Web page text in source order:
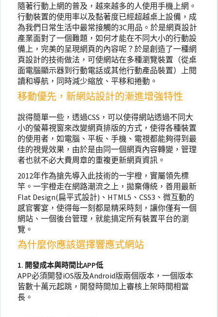
隨著行動上網的普及，越來越多的人使用手機上網。
行動裝置的使用率以及黏著度已經超越桌上設備，成
為我們日常生活中最常接觸的3C用品。於是網頁設計
產業面對了一個難題，如何才能在不同大小的行動設
備上，完美的呈現網頁的內容呢？於是創造了一種網
頁設計的技術做法，可使網站在多種瀏覽裝置（從桌
面電腦顯示器到行動電話或其他行動產品裝置）上閱
讀和導航，同時減少縮放、平移和捲動。
移動優先，新網站設計的漸進增強特性
說得簡單一些，透過CSS，可以使得網站透過不同大
小的螢幕視窗來改變網頁排版的方式，使得各種裝置
的使用者，如電腦、平板、手機、電視都能夠得到最
佳的視覺效果，由於是由同一個網頁內容轉變，管理
者也就不必大費周章的重複更新網頁資訊。
2012年作為搶先導入此技術的一宇橙，實屬領先標
竿。一宇橙走在網路潮流之上，拋棄傳統，善用最新
Flat Design(扁平式設計)、HTML5、CSS3、微互動的
感官饗宴，使得每一刻都是精采時刻，讓你僅有一個
網站、一個後台管理，就能搞定所有裝置平台的瀏
覽。
為什麼你應該選擇響應式網站
1. 開發成本與時間比APP低
APP必須開發iOS版及Android版兩個版本，一個版本
皆數十萬元起跳，開發時間加上審核上架時間相當
長。